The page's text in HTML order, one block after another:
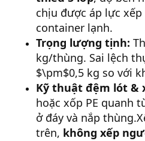
chịu được áp lực
container lạnh.
Trọng lượng tịnh:
kg/thùng. Sai lệch
$\pm$0,5 kg so với
Kỹ thuật đệm lót &
hoặc xốp PE quanh
ở đáy và nắp
trên, không xếp